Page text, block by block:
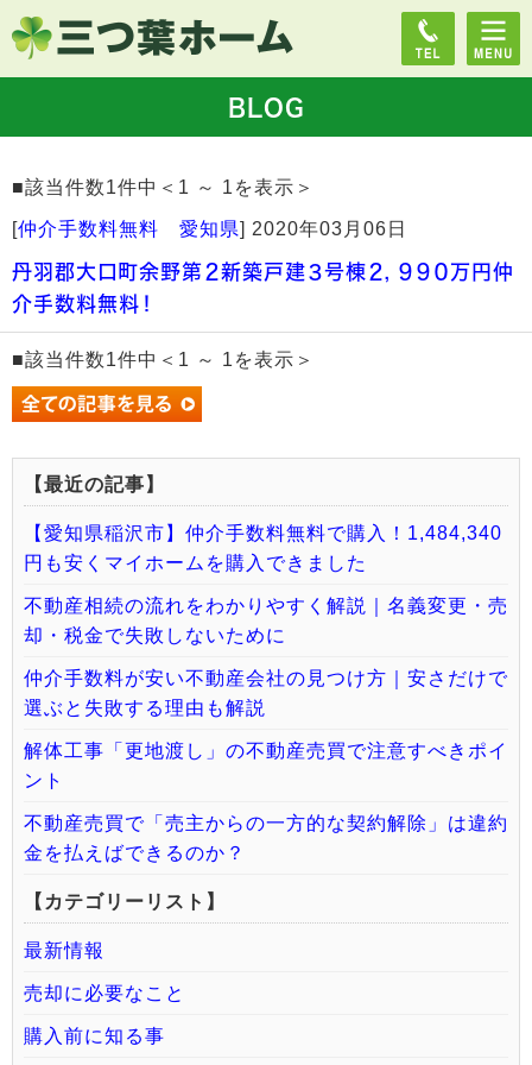
BLOG
■該当件数1件中＜1 ～ 1を表示＞
[仲介手数料無料 愛知県] 2020年03月06日
丹羽郡大口町余野第２新築戸建３号棟２，９９０万円仲
介手数料無料！
■該当件数1件中＜1 ～ 1を表示＞
【最近の記事】
【愛知県稲沢市】仲介手数料無料で購入！1,484,340
円も安くマイホームを購入できました
不動産相続の流れをわかりやすく解説｜名義変更・売
却・税金で失敗しないために
仲介手数料が安い不動産会社の見つけ方｜安さだけで
選ぶと失敗する理由も解説
解体工事「更地渡し」の不動産売買で注意すべきポイ
ント
不動産売買で「売主からの一方的な契約解除」は違約
金を払えばできるのか？
【カテゴリーリスト】
最新情報
売却に必要なこと
購入前に知る事